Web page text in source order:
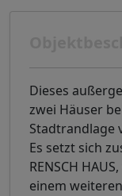
Dieses
zwei Häuser
Stadtrandlage
Es setzt sich
RENSCH
einem